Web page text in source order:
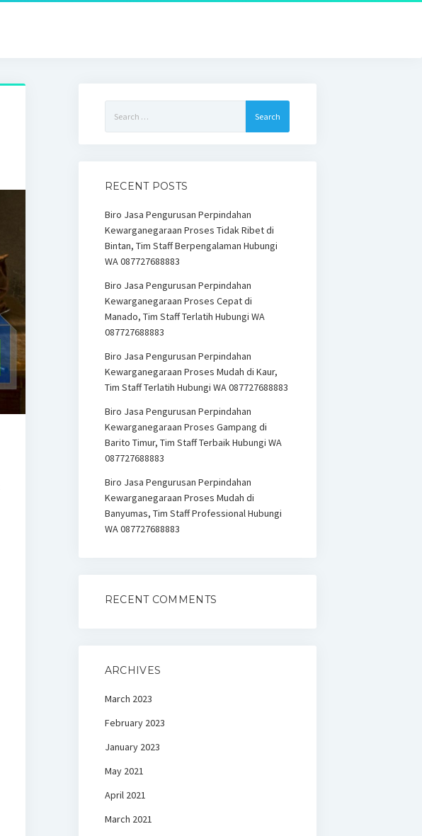
for:
RECENT POSTS
Biro Jasa Pengurusan Perpindahan
Kewarganegaraan Proses Tidak Ribet di
Bintan, Tim Staff Berpengalaman Hubungi
WA 087727688883
Biro Jasa Pengurusan Perpindahan
Kewarganegaraan Proses Cepat di
Manado, Tim Staff Terlatih Hubungi WA
087727688883
Biro Jasa Pengurusan Perpindahan
Kewarganegaraan Proses Mudah di Kaur,
Tim Staff Terlatih Hubungi WA 087727688883
Biro Jasa Pengurusan Perpindahan
Kewarganegaraan Proses Gampang di
Barito Timur, Tim Staff Terbaik Hubungi WA
087727688883
Biro Jasa Pengurusan Perpindahan
Kewarganegaraan Proses Mudah di
Banyumas, Tim Staff Professional Hubungi
WA 087727688883
RECENT COMMENTS
ARCHIVES
March 2023
February 2023
January 2023
May 2021
April 2021
March 2021